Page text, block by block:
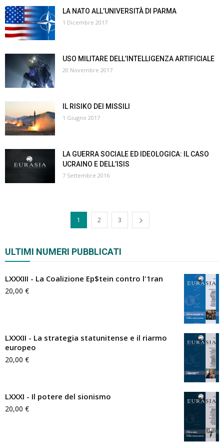
LA NATO ALL’UNIVERSITÀ DI PARMA
1 Dicembre 2017
USO MILITARE DELL’INTELLIGENZA ARTIFICIALE
20 Novembre 2017
IL RISIKO DEI MISSILI
1 Giugno 2017
LA GUERRA SOCIALE ED IDEOLOGICA: IL CASO
UCRAINO E DELL’ISIS
7 Settembre 2016
1 2 3
ULTIMI NUMERI PUBBLICATI
LXXXIII - La Coalizione Ep$tein contro l'1ran
20,00 €
LXXXII - La strategia statunitense e il riarmo
europeo
20,00 €
LXXXI - Il potere del sionismo
20,00 €